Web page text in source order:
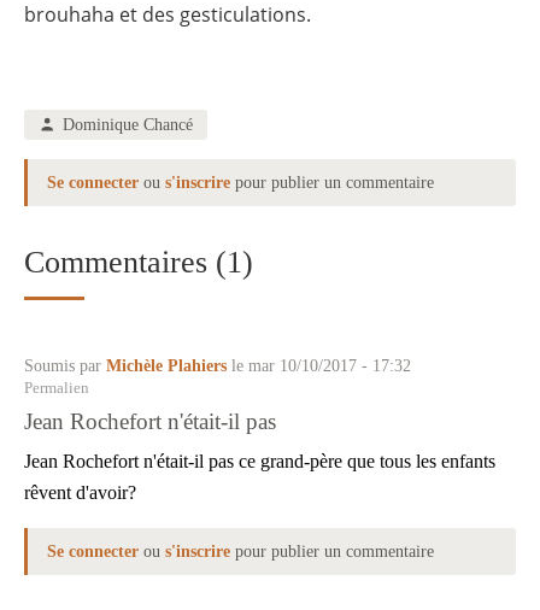
brouhaha et des gesticulations.
Dominique Chancé
Se connecter ou s'inscrire pour publier un commentaire
Commentaires (1)
Soumis par Michèle Plahiers le mar 10/10/2017 - 17:32
Permalien
Jean Rochefort n'était-il pas
Jean Rochefort n'était-il pas ce grand-père que tous les enfants
rêvent d'avoir?
Se connecter ou s'inscrire pour publier un commentaire